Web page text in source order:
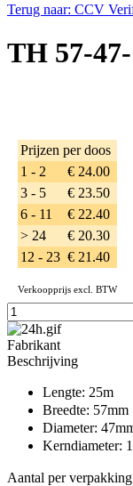
Terug naar: CCV
TH 57-
Prijzen per doos
1 - 2
€ 24.00
3 - 5
€ 23.50
6 - 11
€ 22.40
> 24
€ 20.30
12 - 23 € 21.40
Verkoopprijs excl. BTW
Fabrikant
Beschrijving
Lengte: 25m
Breedte: 57mm
Diameter:
Kerndiameter:
Aantal per